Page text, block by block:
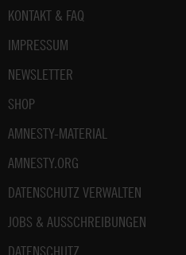
Fußbereich
KONTAKT & FAQ
IMPRESSUM
NEWSLETTER
SHOP
AMNESTY-MATERIAL
AMNESTY.ORG
DATENSCHUTZ VERWALTEN
JOBS & AUSSCHREIBUNGEN
DATENSCHUTZ